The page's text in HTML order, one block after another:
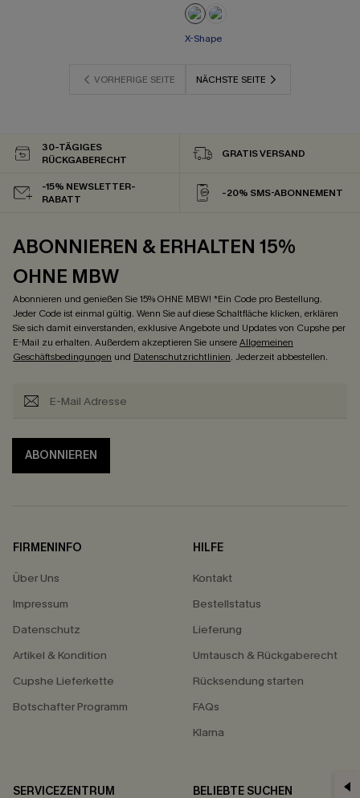
X-Shape
VORHERIGE SEITE NÄCHSTE SEITE
30-TÄGIGES
RÜCKGABERECHT
GRATIS VERSAND
-15% NEWSLETTER-
RABATT
-20% SMS-ABONNEMENT
ABONNIEREN & ERHALTEN 15%
OHNE MBW
Abonnieren und genießen Sie 15% OHNE MBW! *Ein Code pro Bestellung.
Jeder Code ist einmal gültig. Wenn Sie auf diese Schaltfläche klicken, erklären
Sie sich damit einverstanden, exklusive Angebote und Updates von Cupshe per
E-Mail zu erhalten. Außerdem akzeptieren Sie unsereAllgemeinen
Geschäftsbedingungen und Datenschutzrichtlinien. Jederzeit abbestellen.
ABONNIEREN
FIRMENINFO
Über Uns
Impressum
Datenschutz
Artikel & Kondition
Cupshe Lieferkette
Botschafter Programm
HILFE
Kontakt
Bestellstatus
Lieferung
Umtausch & Rückgaberecht
Rücksendung starten
FAQs
Klarna
SERVICEZENTRUM
BELIEBTE SUCHEN